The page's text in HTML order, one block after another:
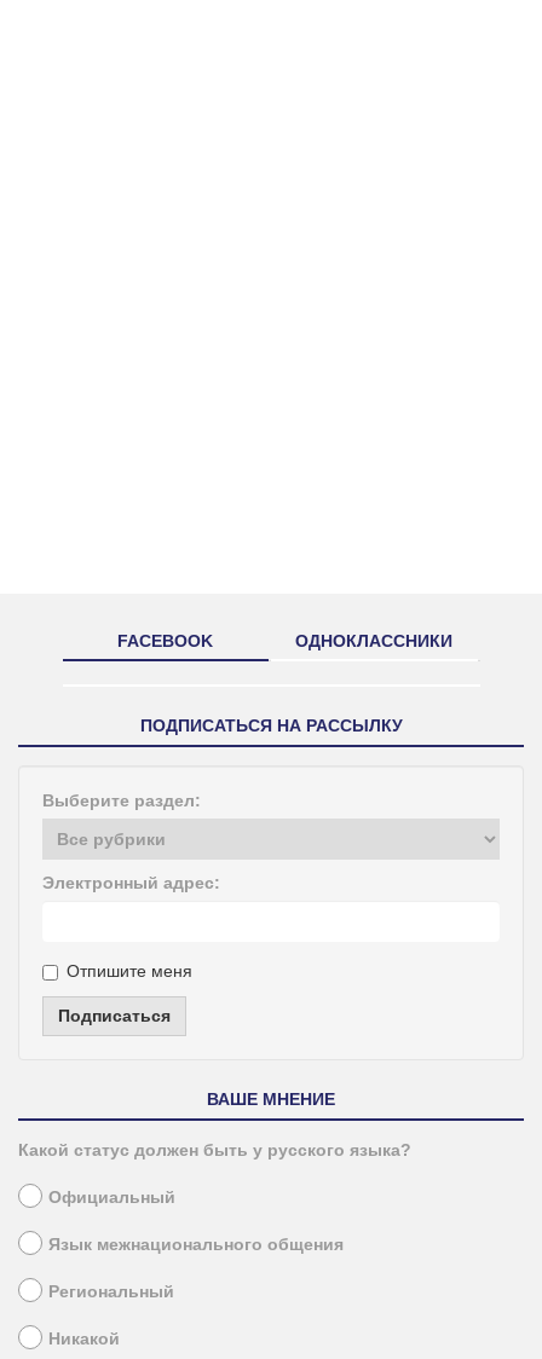
FACEBOOK ОДНОКЛАССНИКИ
ПОДПИСАТЬСЯ НА РАССЫЛКУ
Выберите раздел:
Электронный адрес:
Отпишите меня
Подписаться
ВАШЕ МНЕНИЕ
Какой статус должен быть у русского языка?
Официальный
Язык межнационального общения
Региональный
Никакой